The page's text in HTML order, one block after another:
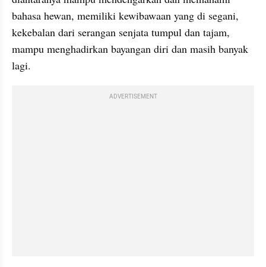
bahasa hewan, memiliki kewibawaan yang di segani,
kekebalan dari serangan senjata tumpul dan tajam,
mampu menghadirkan bayangan diri dan masih banyak
lagi.
ADVERTISEMENT